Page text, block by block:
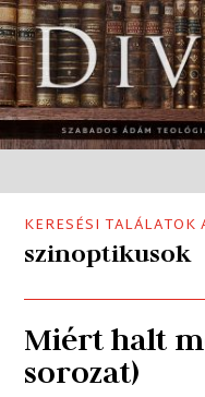
KERESÉSI TALÁLATOK
szinoptikusok
Miért halt
sorozat)